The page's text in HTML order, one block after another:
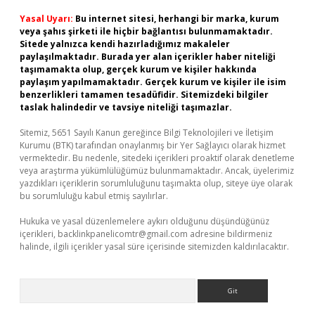
Yasal Uyarı: Bu internet sitesi, herhangi bir marka, kurum
veya şahıs şirketi ile hiçbir bağlantısı bulunmamaktadır.
Sitede yalnızca kendi hazırladığımız makaleler
paylaşılmaktadır. Burada yer alan içerikler haber niteliği
taşımamakta olup, gerçek kurum ve kişiler hakkında
paylaşım yapılmamaktadır. Gerçek kurum ve kişiler ile isim
benzerlikleri tamamen tesadüfidir. Sitemizdeki bilgiler
taslak halindedir ve tavsiye niteliği taşımazlar.
Sitemiz, 5651 Sayılı Kanun gereğince Bilgi Teknolojileri ve İletişim
Kurumu (BTK) tarafından onaylanmış bir Yer Sağlayıcı olarak hizmet
vermektedir. Bu nedenle, sitedeki içerikleri proaktif olarak denetleme
veya araştırma yükümlülüğümüz bulunmamaktadır. Ancak, üyelerimiz
yazdıkları içeriklerin sorumluluğunu taşımakta olup, siteye üye olarak
bu sorumluluğu kabul etmiş sayılırlar.
Hukuka ve yasal düzenlemelere aykırı olduğunu düşündüğünüz
içerikleri, backlinkpanelicomtr@gmail.com adresine bildirmeniz
halinde, ilgili içerikler yasal süre içerisinde sitemizden kaldırılacaktır.